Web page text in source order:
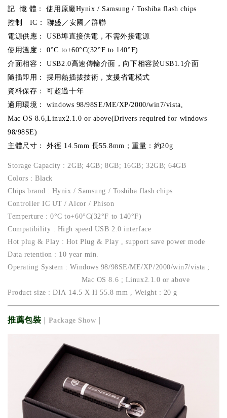
記 憶 體： 使用原廠Hynix / Samsung / Toshiba flash chips
控制 IC： 聯盛／安國／群聯
電源供應： USB埠直接供電，不需外接電源
使用溫度： 0°C to+60°C(32°F to 140°F)
介面相容： USB2.0高速傳輸介面，向下相容於USB1.1介面
隨插即用： 採用熱插拔技術，支援省電模式
資料保存： 可超過十年
適用環境： windows 98/98SE/ME/XP/2000/win7/vista,
Mac OS 8.6,Linux2.1.0 or above(Drivers required for windows
98/98SE)
主體尺寸： 外徑 14.5mm 長55.8mm；重量：約20g
Storage Capacity : 2GB; 4GB; 8GB; 16GB; 32GB; 64GB
Colors : Black
Chips brand : Hynix / Samsung / Toshiba flash chips
Controller IC UT / Alcor / Phison
Temperture : 0°C to+60°C(32°F to 140°F)
Compatibility : High speed USB 2.0 interface
Hot plug & Play : Hot Plug & Play , support save power mode
Data retention : 10 year min.
Operating System : Windows 98/98SE/ME/XP/2000/win7/vista ;
Mac OS 8.6 ; Linux2.1.0 or above
Product size : DIA 14.5 X H 55.8 mm , Weight : 20 g
推薦包裝 ｜Package Show｜